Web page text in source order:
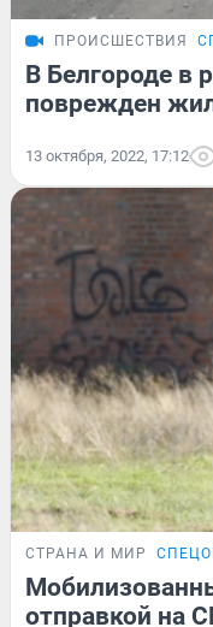
ПРОИСШЕСТВИЯ
В Белгороде в
поврежден
13 октября, 2022, 17:12
СТРАНА И МИР
отправкой на